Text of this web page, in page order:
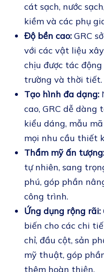
cát sạch, nước
kiềm và các phụ
Độ bền cao: GRC
với các vật liệu
chịu được tác
trường và thời tiết.
Tạo hình đa dạng:
cao, GRC dễ
kiểu dáng, mẫu
mọi nhu cầu thiết
Thẩm mỹ ấn tượng:
tự nhiên, sang
phú, góp phần
công trình.
Ứng dụng rộng rãi:
biến cho các chi
chỉ, đầu cột, sản
mỹ thuật, góp
thêm hoàn thiện.